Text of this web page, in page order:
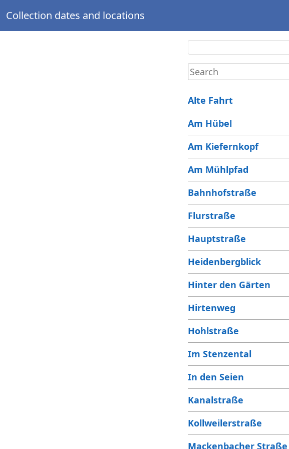
Collection dates and locations
Alte Fahrt
Am Hübel
Am Kiefernkopf
Am Mühlpfad
Bahnhofstraße
Flurstraße
Hauptstraße
Heidenbergblick
Hinter den Gärten
Hirtenweg
Hohlstraße
Im Stenzental
In den Seien
Kanalstraße
Kollweilerstraße
Mackenbacher Straße